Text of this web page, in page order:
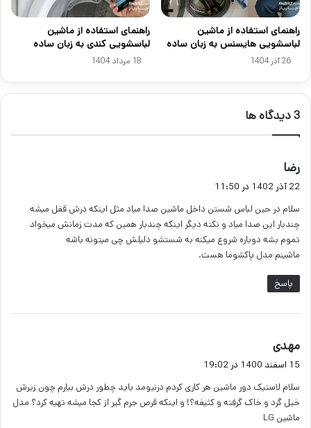
راهنمای استفاده از ماشین
لباسشویی هایسنس به زبان ساده
26 آذر 1404
راهنمای استفاده از ماشین
لباسشویی کندی به زبان ساده
18 مرداد 1404
‫3 دیدگاه ها
رضا
ف
22 آذر 1402 در 11:50
سلام در حین لباس شستن داخل ماشین صدا میاد مثل اینکه درش قفل میشه
چندبار این صدا میاد و نکته دیگر اینکه چندبار همین که مدت زمانش میخواد
تموم بشه دوباره شروع میکنه به شستشو دلیلش چی میتونه باشه
ماشینم مدل پاکشوما هست.
پاسخ
مهدی
:
15 اسفند 1400 در 19:02
سلام لاستیک دور ماشین هر کاری کردم درنیومد باید چطور درش بیارم چون زیرش
خیل گرد و خاک گرفته و کثیفه؟! و اینکه قرص جرم گیر از کجا میشه تهیه کرد؟ مدل
ماشین LG